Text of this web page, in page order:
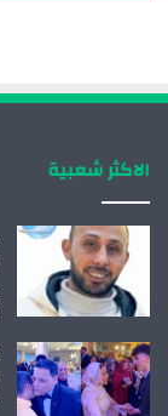
الاكثر شعبية